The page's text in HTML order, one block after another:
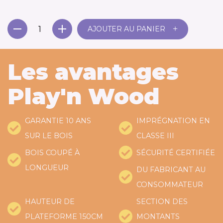
AJOUTER AU PANIER +
Les avantages
Play'n Wood
GARANTIE 10 ANS
SUR LE BOIS
IMPRÉGNATION EN
CLASSE III
BOIS COUPÉ À
LONGUEUR
SÉCURITÉ CERTIFIÉE
DU FABRICANT AU
CONSOMMATEUR
HAUTEUR DE
PLATEFORME 150CM
SECTION DES
MONTANTS